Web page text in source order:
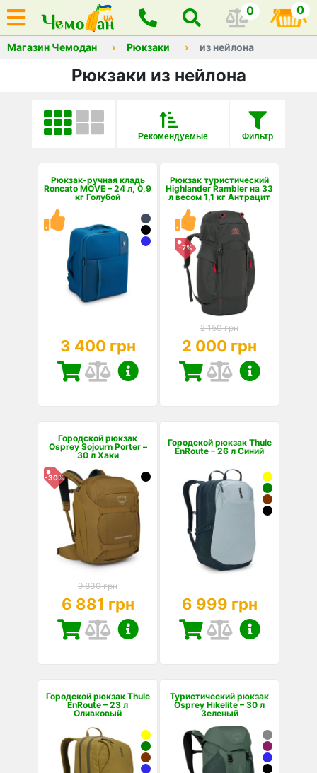
0 0
Магазин Чемодан Рюкзаки из нейлона
Рюкзаки из нейлона
Фильтр
Рекомендуемые
Рюкзак-ручная кладь
Roncato MOVE – 24 л, 0,9
кг Голубой
3 400 грн
Рюкзак туристический
Highlander Rambler на 33
л весом 1,1 кг Антрацит
-7%
2 150 грн
2 000 грн
Городской рюкзак
Osprey Sojourn Porter –
30 л Хаки
-30%
9 830 грн
6 881 грн
Городской рюкзак Thule
EnRoute – 26 л Синий
6 999 грн
Городской рюкзак Thule
EnRoute – 23 л
Оливковый
Туристический рюкзак
Osprey Hikelite – 30 л
Зеленый